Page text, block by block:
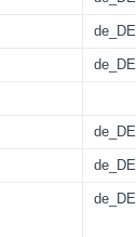
de_DE
de_DE
de_DE
de_DE
de_DE